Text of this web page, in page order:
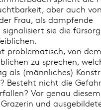
aber auch
Frau, als dampfende
sie die
problematisch, von dem
zu sprechen,
als (männliches)
Besteht nicht die
Vor genau
und